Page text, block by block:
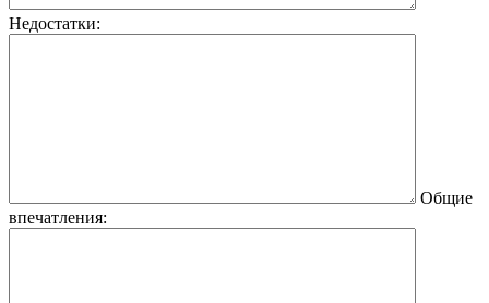
Недостатки:
Общие
впечатления: